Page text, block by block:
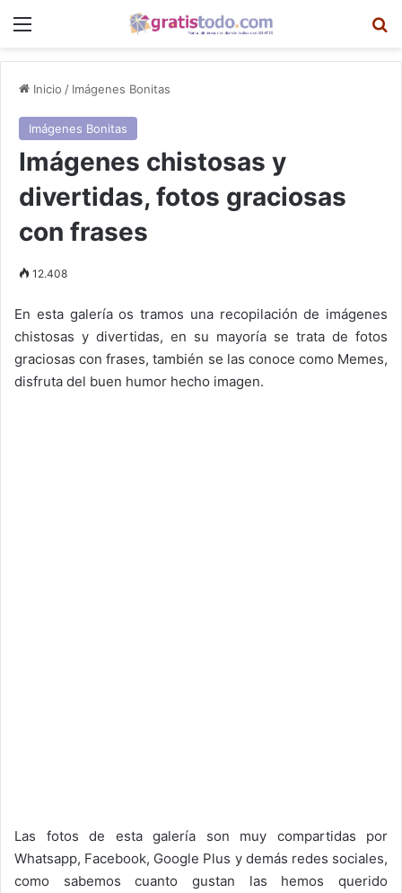
Menú
Inicio / Imágenes Bonitas
Imágenes Bonitas
Imágenes chistosas y
divertidas, fotos graciosas
con frases
12.408
En esta galería os tramos una recopilación de imágenes
chistosas y divertidas, en su mayoría se trata de fotos
graciosas con frases, también se las conoce como Memes,
disfruta del buen humor hecho imagen.
Las fotos de esta galería son muy compartidas por
Whatsapp, Facebook, Google Plus y demás redes sociales,
como sabemos cuanto gustan las hemos querido